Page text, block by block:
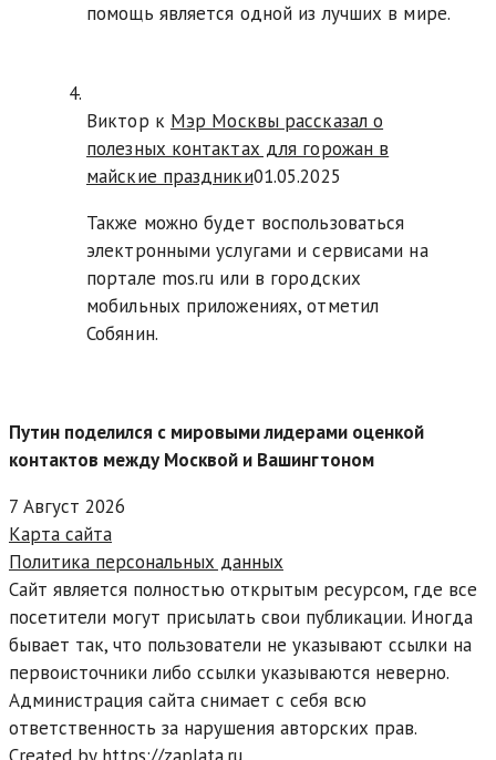
помощь является одной из лучших в мире.
Виктор к Мэр Москвы рассказал о
полезных контактах для горожан в
майские праздники01.05.2025
Также можно будет воспользоваться
электронными услугами и сервисами на
портале mos.ru или в городских
мобильных приложениях, отметил
Собянин.
Путин поделился с мировыми лидерами оценкой
контактов между Москвой и Вашингтоном
7 Август 2026
Карта сайта
Политика персональных данных
Сайт является полностью открытым ресурсом, где все
посетители могут присылать свои публикации. Иногда
бывает так, что пользователи не указывают ссылки на
первоисточники либо ссылки указываются неверно.
Администрация сайта снимает с себя всю
ответственность за нарушения авторских прав.